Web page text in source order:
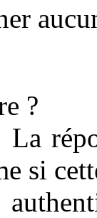
?
si